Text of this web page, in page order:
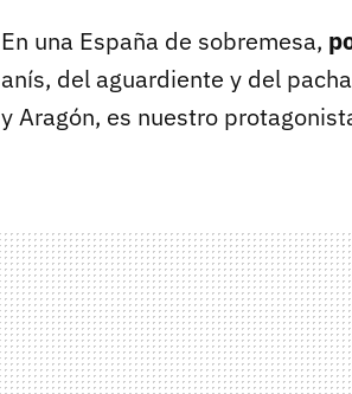
En una España de sobremesa,
anís, del aguardiente y del
y Aragón, es nuestro